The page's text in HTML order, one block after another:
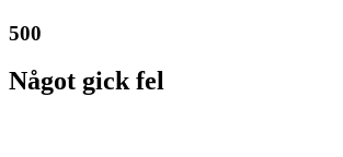
500
Något gick fel